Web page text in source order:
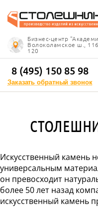
Бизнес-центр
Волоколамское ш.,
120
8 (495) 150 85 98
Заказать обратный звонок
Info@stoleshnikof.ru
8 (495) 150 85 98
Заказать обратный
для ванной
столешницы
под дерево
Искусственный камень
универсальным
он превосходит
более 50 лет назад
искусственный камень